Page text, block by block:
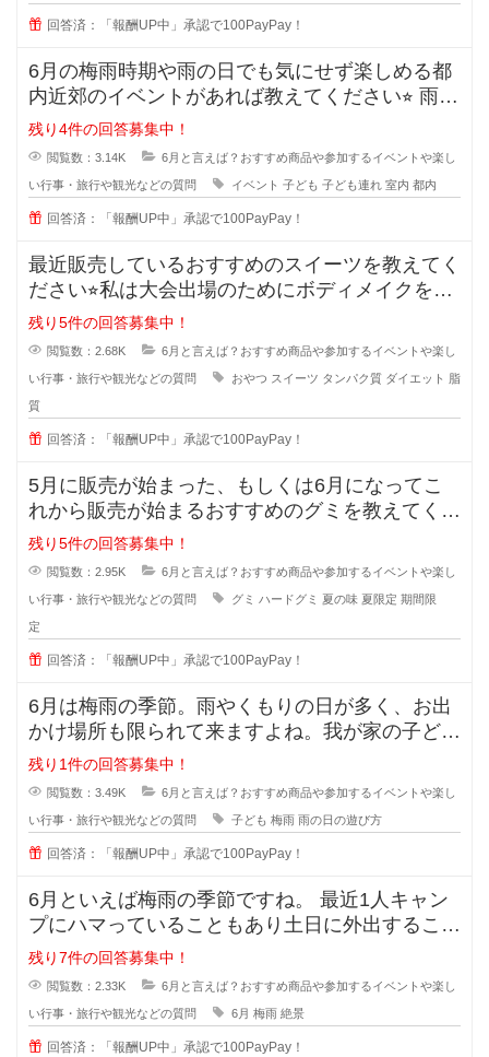
回答済：「報酬UP中」承認で100PayPay！
6月の梅雨時期や雨の日でも気にせず楽しめる都
内近郊のイベントがあれば教えてください⭐︎ 雨の
日だとな
残り4件の回答募集中！
閲覧数：3.14K 6月と言えば？おすすめ商品や参加するイベントや楽し
い行事・旅行や観光などの質問 イベント 子ども 子ども連れ 室内 都内
回答済：「報酬UP中」承認で100PayPay！
最近販売しているおすすめのスイーツを教えてく
ださい⭐︎私は大会出場のためにボディメイクをし
ていて、いつも高
残り5件の回答募集中！
閲覧数：2.68K 6月と言えば？おすすめ商品や参加するイベントや楽し
い行事・旅行や観光などの質問 おやつ スイーツ タンパク質 ダイエット 脂
質
回答済：「報酬UP中」承認で100PayPay！
5月に販売が始まった、もしくは6月になってこ
れから販売が始まるおすすめのグミを教えてくだ
さい⭐︎夏前になる
残り5件の回答募集中！
閲覧数：2.95K 6月と言えば？おすすめ商品や参加するイベントや楽し
い行事・旅行や観光などの質問 グミ ハードグミ 夏の味 夏限定 期間限
定
回答済：「報酬UP中」承認で100PayPay！
6月は梅雨の季節。雨やくもりの日が多く、お出
かけ場所も限られて来ますよね。我が家の子ども
にとっては公園で遊べないのがスト
残り1件の回答募集中！
閲覧数：3.49K 6月と言えば？おすすめ商品や参加するイベントや楽し
い行事・旅行や観光などの質問 子ども 梅雨 雨の日の遊び方
回答済：「報酬UP中」承認で100PayPay！
6月といえば梅雨の季節ですね。 最近1人キャン
プにハマっていることもあり土日に外出すること
が増えましたが、雨だと気
残り7件の回答募集中！
閲覧数：2.33K 6月と言えば？おすすめ商品や参加するイベントや楽し
い行事・旅行や観光などの質問 6月 梅雨 絶景
回答済：「報酬UP中」承認で100PayPay！